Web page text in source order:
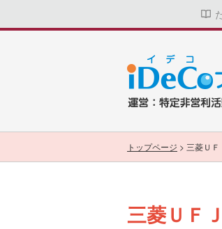
トップページ > 三菱Ｕ
三菱ＵＦ